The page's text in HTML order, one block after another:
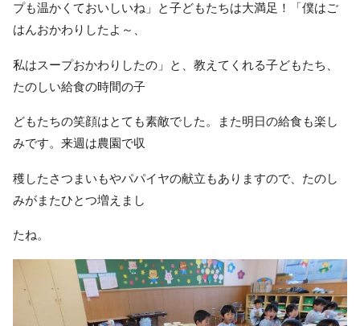
プも温かくておいしいね」と子どもたちは大満足！「僕はご
はんおかわりしたよ～、
私はスープおかわりしたの」と、教えてくれる子どもたち、
たのしい給食の時間の子
どもたちの笑顔はとても素敵でした。また明日の給食も楽し
みです。来週は農園で収
穫したさつまいもやパパイヤの献立もありますので、たのし
みがまたひとつ増えまし
たね。